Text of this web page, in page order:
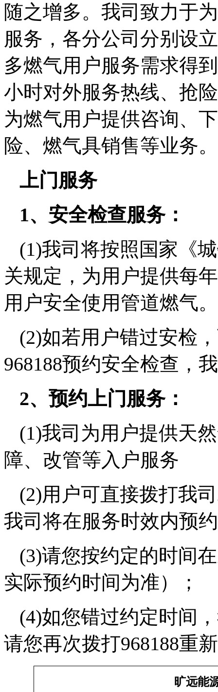
随之增多。我司致力于
服务，各分公司分别设
多燃气用户服务需求得
小时对外服务热线、抢
为燃气用户提供咨询、
险、燃气具销售等业务
上门服务
1、安全检查服务：
(1)我司将按照国家《
关规定，为用户提供每
用户安全使用管道燃气。
(2)如若用户错过安检
968188预约安全检查，
2、预约上门服务：
(1)我司为用户提供天
障、改管等入户服务
(2)用户可直接拨打我
我司将在服务时效内预
(3)请您按约定的时间
实际预约时间为准）；
(4)如您错过约定时间
请您再次拨打968188重
旷远能